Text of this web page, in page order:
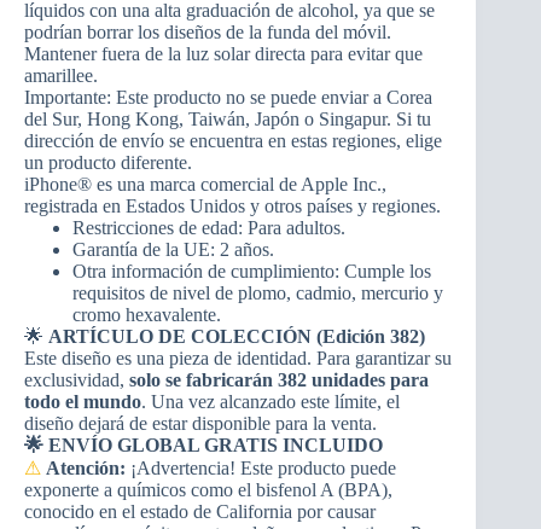
líquidos con una alta graduación de alcohol, ya que se
podrían borrar los diseños de la funda del móvil.
Mantener fuera de la luz solar directa para evitar que
amarillee.
Importante: Este producto no se puede enviar a Corea
del Sur, Hong Kong, Taiwán, Japón o Singapur. Si tu
dirección de envío se encuentra en estas regiones, elige
un producto diferente.
iPhone® es una marca comercial de Apple Inc.,
registrada en Estados Unidos y otros países y regiones.
Restricciones de edad: Para adultos.
Garantía de la UE: 2 años.
Otra información de cumplimiento: Cumple los
requisitos de nivel de plomo, cadmio, mercurio y
cromo hexavalente.
🌟 ARTÍCULO DE COLECCIÓN (Edición 382)
Este diseño es una pieza de identidad. Para garantizar su
exclusividad, solo se fabricarán 382 unidades para
todo el mundo. Una vez alcanzado este límite, el
diseño dejará de estar disponible para la venta.
🌟 ENVÍO GLOBAL GRATIS INCLUIDO
⚠ Atención: ¡Advertencia! Este producto puede
exponerte a químicos como el bisfenol A (BPA),
conocido en el estado de California por causar